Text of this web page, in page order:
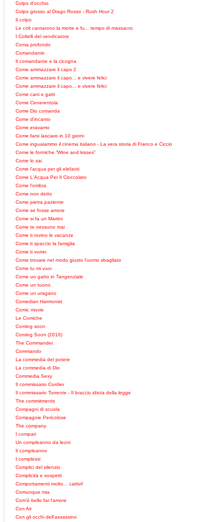
Colpo d'occhio
Colpo grosso al Drago Rosso - Rush Hour 2
Il colpo
Le colt cantarono la morte e fu... tempo di massacro
I Coltelli del vendicatore
Coma profondo
Comandante
Il comandante e la cicogna
Come ammazzare il capo 2
Come ammazzare il capo... e vivere felici
Come ammazzare il capo... e vivere felici
Come cani e gatti
Come Cenerentola
Come Dio comanda
Come d'incanto
Come eravamo
Come farsi lasciare in 10 giorni
Come inguaiammo il cinema italiano - La vera storia di Franco e Ciccio
Come le formiche “Wine and kisses”
Come lo sai
Come l'acqua per gli elefanti
Come L'Acqua Per Il Cioccolato
Come l'ombra
Come non detto
Come pietra paziente
Come se fosse amore
Come si fa un Martini
Come te nessuno mai
Come ti rovino le vacanze
Come ti spaccio la famiglia
Come ti vorrei
Come trovare nel modo giusto l'uomo sbagliato
Come tu mi vuoi
Come un gatto in Tangenziale
Come un tuono
Come un uragano
Comedian Harmonist
Comic movie
Le Comiche
Coming soon
Coming Soon (2010)
The Commander
Commando
La commedia del potere
La commedia di Dio
Commedia Sexy
Il commissario Cordier
Il commissario Torrente - Il braccio idiota della legge
The commitments
Compagni di scuola
Compagnie Pericolose
The company
I compari
Un compleanno da leoni
Il compleanno
I complessi
Complici del silenzio
Complicità e sospetti
Comportamenti molto... cattivi!
Comunque mia
Com'è bello far l'amore
Con Air
Con gli occhi dell'assassino